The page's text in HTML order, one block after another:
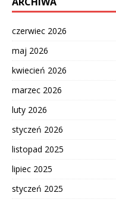
czerwiec 2026
maj 2026
kwiecień 2026
marzec 2026
luty 2026
styczeń 2026
listopad 2025
lipiec 2025
styczeń 2025